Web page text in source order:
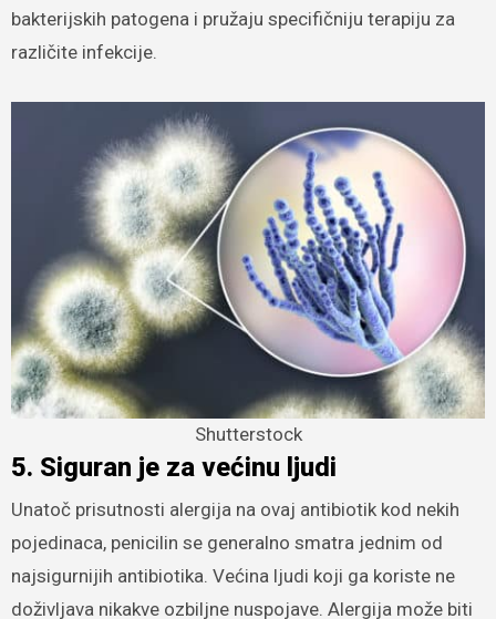
bakterijskih patogena i pružaju specifičniju terapiju za
različite infekcije.
Shutterstock
5. Siguran je za većinu ljudi
Unatoč prisutnosti alergija na ovaj antibiotik kod nekih
pojedinaca, penicilin se generalno smatra jednim od
najsigurnijih antibiotika. Većina ljudi koji ga koriste ne
doživljava nikakve ozbiljne nuspojave. Alergija može biti